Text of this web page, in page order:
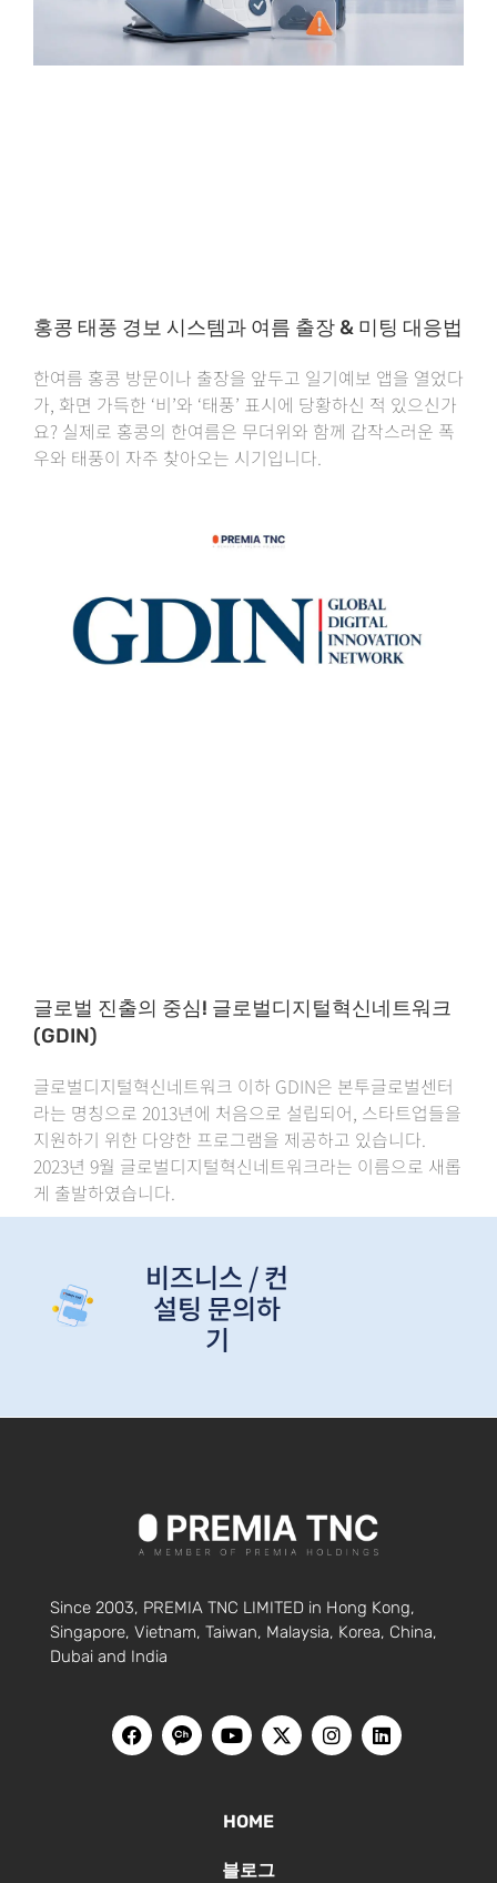
홍콩 태풍 경보 시스템과 여름 출장 & 미팅 대응법
한여름 홍콩 방문이나 출장을 앞두고 일기예보 앱을 열었다
가, 화면 가득한 ‘비’와 ‘태풍’ 표시에 당황하신 적 있으신가
요? 실제로 홍콩의 한여름은 무더위와 함께 갑작스러운 폭
우와 태풍이 자주 찾아오는 시기입니다.
글로벌 진출의 중심! 글로벌디지털혁신네트워크
(GDIN)
글로벌디지털혁신네트워크 이하 GDIN은 본투글로벌센터
라는 명칭으로 2013년에 처음으로 설립되어, 스타트업들을
지원하기 위한 다양한 프로그램을 제공하고 있습니다.
2023년 9월 글로벌디지털혁신네트워크라는 이름으로 새롭
게 출발하였습니다.
비즈니스 / 컨
설팅 문의하
기
Since 2003, PREMIA TNC LIMITED in Hong Kong,
Singapore, Vietnam, Taiwan, Malaysia, Korea, China,
Dubai and India
HOME
블로그